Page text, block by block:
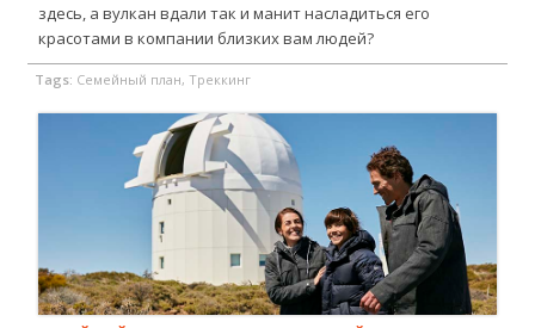
здесь, а вулкан вдали так и манит насладиться его
красотами в компании близких вам людей?
Tags: Семейный план, Треккинг